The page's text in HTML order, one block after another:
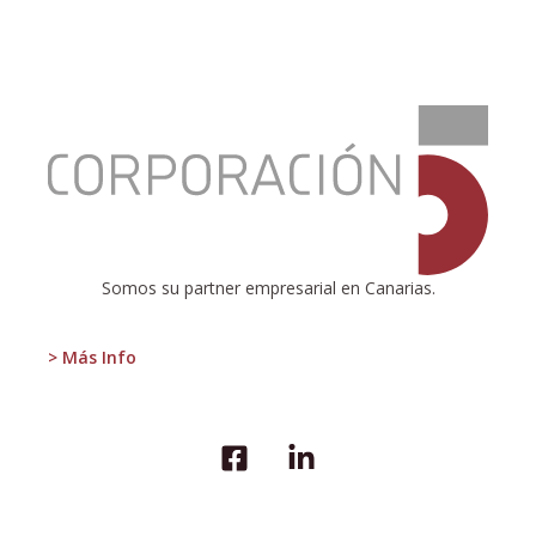
Somos su partner empresarial en Canarias.
> Más Info
por
decidir